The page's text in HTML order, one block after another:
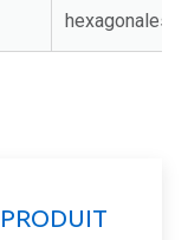
hexagonales